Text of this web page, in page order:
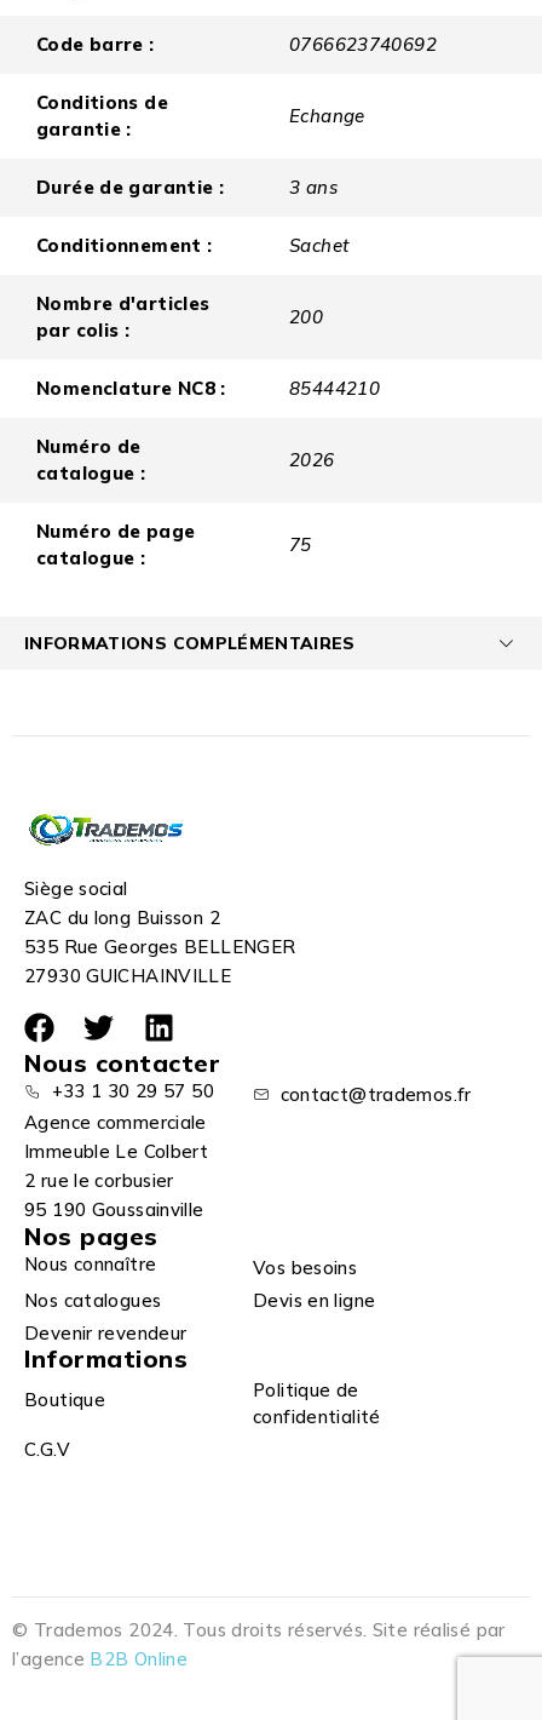
Code barre : 0766623740692
Conditions de
garantie :
Echange
Durée de garantie : 3 ans
Conditionnement : Sachet
Nombre d'articles
par colis :
200
Nomenclature NC8 : 85444210
Numéro de
catalogue :
2026
Numéro de page
catalogue :
75
INFORMATIONS COMPLÉMENTAIRES
Siège social
ZAC du long Buisson 2
535 Rue Georges BELLENGER
27930 GUICHAINVILLE
Nous contacter
+33 1 30 29 57 50
contact@trademos.fr
Agence commerciale
Immeuble Le Colbert
2 rue le corbusier
95 190 Goussainville
Nos pages
Nous connaître
Vos besoins
Nos catalogues
Devis en ligne
Devenir revendeur
Informations
Boutique
Politique de
confidentialité
C.G.V
© Trademos 2024. Tous droits réservés. Site réalisé par
l’agence B2B Online